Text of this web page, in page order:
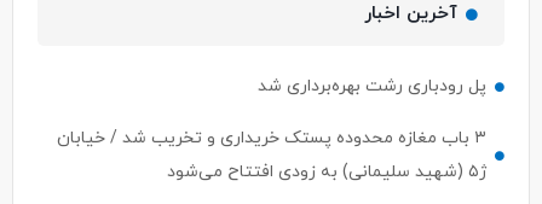
آخرین اخبار
پل رودباری رشت بهره‌برداری شد
۳ باب مغازه محدوده پستک خریداری و تخریب شد / خیابان
ژ۵ (شهید سلیمانی) به زودی افتتاح می‌شود